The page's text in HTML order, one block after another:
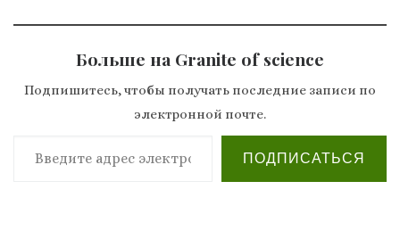
Больше на Granite of science
Подпишитесь, чтобы получать последние записи по
электронной почте.
Введите адрес электронной почты…
ПОДПИСАТЬСЯ